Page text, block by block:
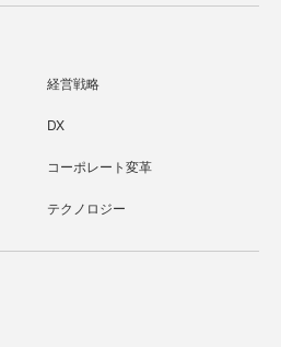
経営戦略
DX
コーポレート変革
テクノロジー